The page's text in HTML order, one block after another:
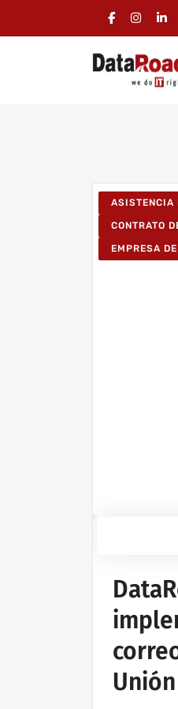
ASISTENCIA
CONTRATO
EMPRESA